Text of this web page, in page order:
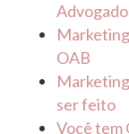
OAB
ser feito
Você tem